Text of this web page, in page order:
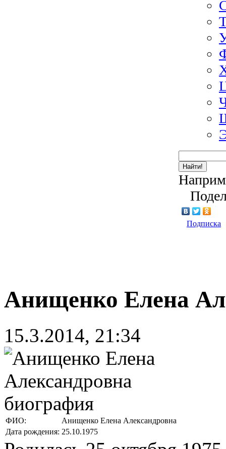
Найти!
Подписка
Анищенко Елена
15.3.2014, 21:34
ФИО:
Анищенко Елена Александровна
Дата рождения: 25.10.1975